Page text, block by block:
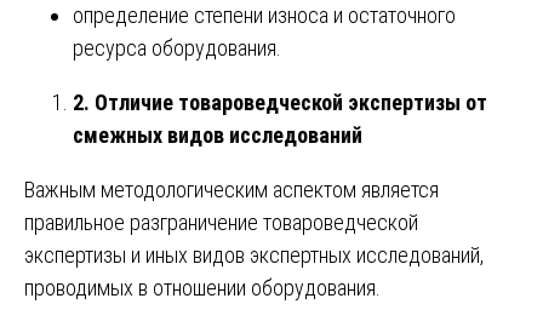
определение степени износа и остаточного
ресурса оборудования.
2. Отличие товароведческой экспертизы от
смежных видов исследований
Важным методологическим аспектом является
правильное разграничение товароведческой
экспертизы и иных видов экспертных исследований,
проводимых в отношении оборудования.